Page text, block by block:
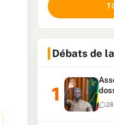
Débats de
du28